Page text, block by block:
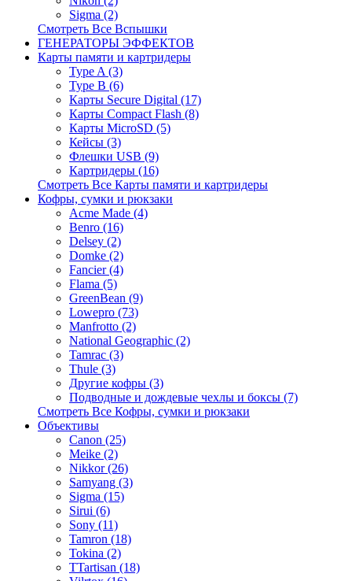
Sigma (2)
Смотреть Все Вспышки
ГЕНЕРАТОРЫ ЭФФЕКТОВ
Карты памяти и картридеры
Type A (3)
Type B (6)
Карты Secure Digital (17)
Карты Compact Flash (8)
Карты MicroSD (5)
Кейсы (3)
Флешки USB (9)
Картридеры (16)
Смотреть Все Карты памяти и картридеры
Кофры, сумки и рюкзаки
Acme Made (4)
Benro (16)
Delsey (2)
Domke (2)
Fancier (4)
Flama (5)
GreenBean (9)
Lowepro (73)
Manfrotto (2)
National Geographic (2)
Tamrac (3)
Thule (3)
Другие кофры (3)
Подводные и дождевые чехлы и боксы (7)
Смотреть Все Кофры, сумки и рюкзаки
Объективы
Canon (25)
Meike (2)
Nikkor (26)
Samyang (3)
Sigma (15)
Sirui (6)
Sony (11)
Tamron (18)
Tokina (2)
TTartisan (18)